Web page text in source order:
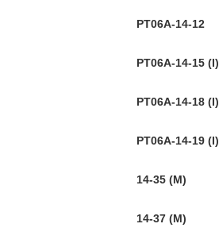
PT06A-14-12
PT06A-14-15 (I)
PT06A-14-18 (I)
PT06A-14-19 (I)
14-35 (M)
14-37 (M)